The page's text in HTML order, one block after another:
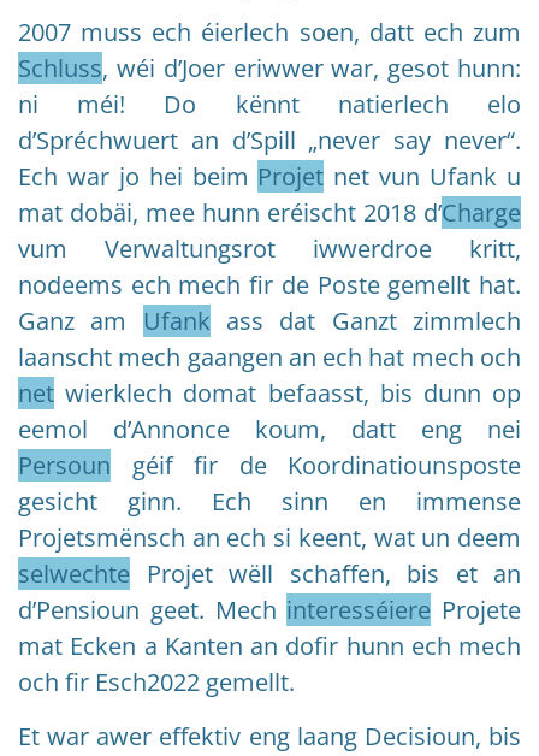
2007 muss ech éierlech soen, datt ech zum
Schluss, wéi d’Joer eriwwer war, gesot hunn:
ni méi! Do kënnt natierlech elo
d’Spréchwuert an d’Spill „never say never“.
Ech war jo hei beim Projet net vun Ufank u
mat dobäi, mee hunn eréischt 2018 d’Charge
vum Verwaltungsrot iwwerdroe kritt,
nodeems ech mech fir de Poste gemellt hat.
Ganz am Ufank ass dat Ganzt zimmlech
laanscht mech gaangen an ech hat mech och
net wierklech domat befaasst, bis dunn op
eemol d’Annonce koum, datt eng nei
Persoun géif fir de Koordinatiounsposte
gesicht ginn. Ech sinn en immense
Projetsmënsch an ech si keent, wat un deem
selwechte Projet wëll schaffen, bis et an
d’Pensioun geet. Mech interesséiere Projete
mat Ecken a Kanten an dofir hunn ech mech
och fir Esch2022 gemellt.
Et war awer effektiv eng laang Decisioun, bis